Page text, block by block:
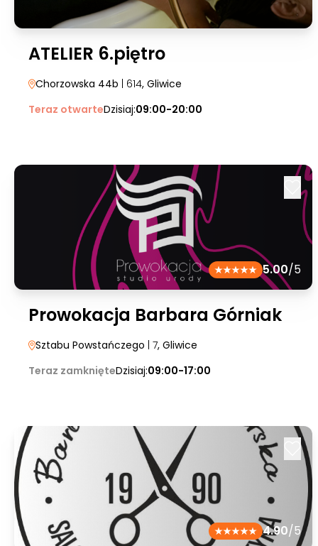
ATELIER 6.piętro
Chorzowska 44b | 614, Gliwice
Teraz otwarteDzisiaj:09:00-20:00
5.00/5
Prowokacja Barbara Górniak
Sztabu Powstańczego | 7, Gliwice
Teraz zamknięteDzisiaj:09:00-17:00
4.90/5